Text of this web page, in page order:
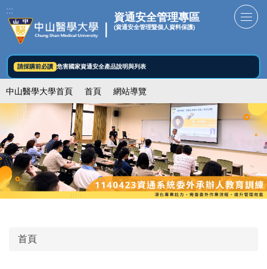
跳
到
內
容
區
:::
資通安全管理專區
(資通安全管理暨個人資料保護)
請採購前必讀 危害國家資通安全產品說明與列表
中山醫學大學首頁 首頁 網站導覽
首頁